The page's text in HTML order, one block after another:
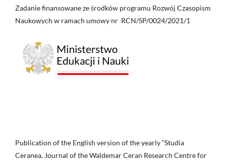
Zadanie finansowane ze środków programu Rozwój Czasopism
Naukowych w ramach umowy nr RCN/SP/0024/2021/1
Publication of the English version of the yearly “Studia
Ceranea. Journal of the Waldemar Ceran Research Centre for